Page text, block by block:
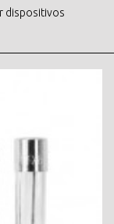
dispositivos